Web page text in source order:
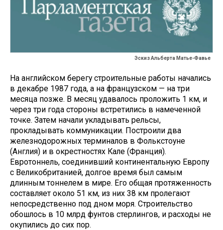
Эскиз Альберта Матье-Фавье
На английском берегу строительные работы начались
в декабре 1987 года, а на французском — на три
месяца позже. В месяц удавалось проложить 1 км, и
через три года стороны встретились в намеченной
точке. Затем начали укладывать рельсы,
прокладывать коммуникации. Построили два
железнодорожных терминалов в Фолькстоуне
(Англия) и в окрестностях Кале (Франция).
Евротоннель, соединивший континентальную Европу
с Великобританией, долгое время был самым
длинным тоннелем в мире. Его общая протяженность
составляет около 51 км, из них 38 км пролегают
непосредственно под дном моря. Строительство
обошлось в 10 млрд фунтов стерлингов, и расходы не
окупились до сих пор.